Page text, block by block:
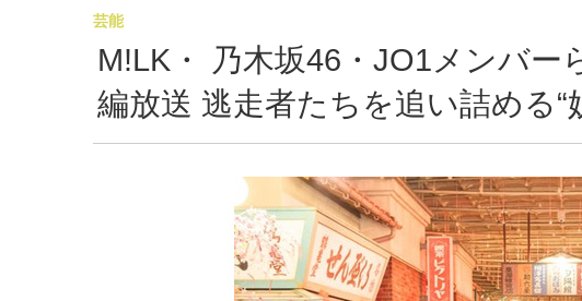
M!LK・ 乃木坂46・JO1メンバー
編放送 逃走者たちを追い詰める“
芸能